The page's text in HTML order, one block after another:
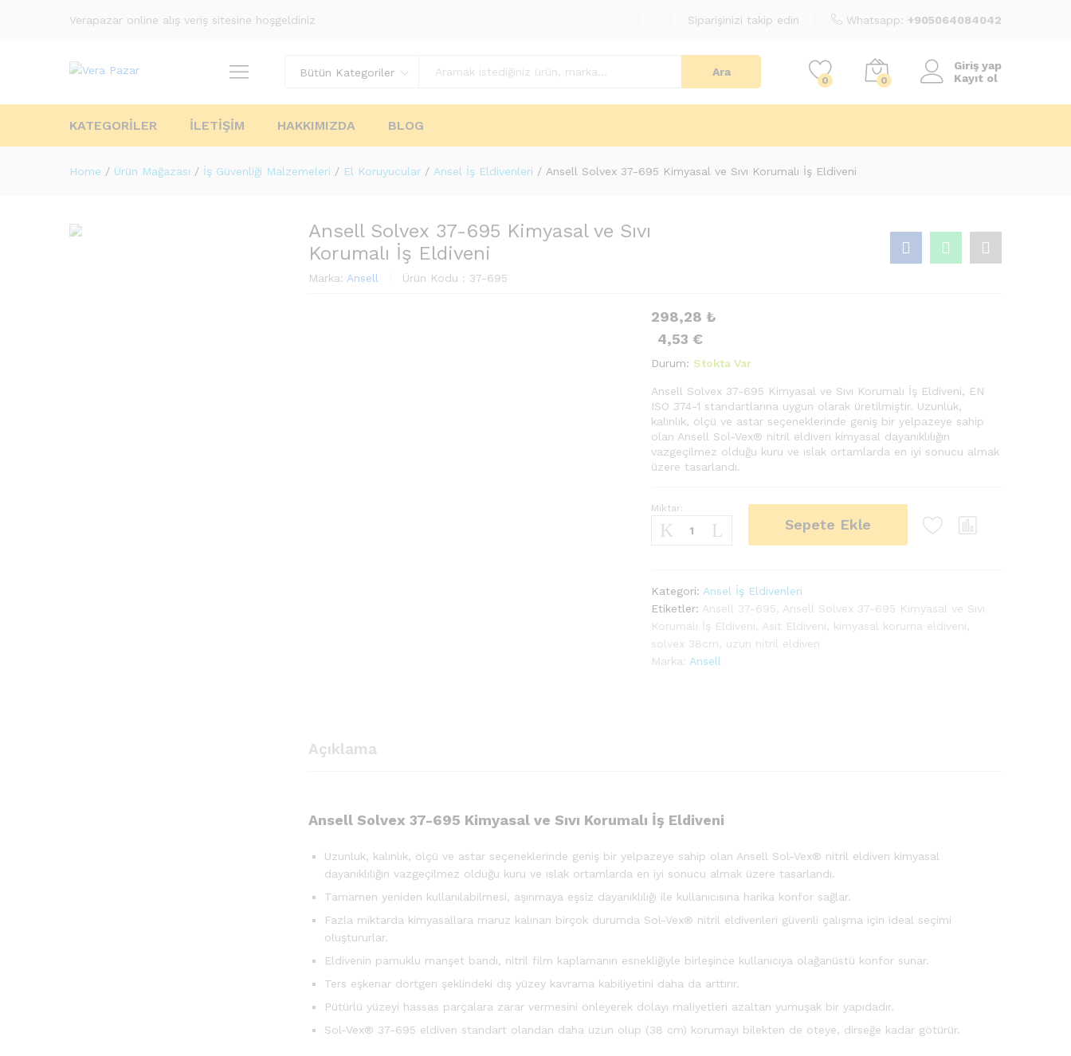
Verapazar online alış veriş sitesine hoşgeldiniz Siparişinizi takip edin Whatsapp: +905064084042
Bütün Kategoriler Ara
0 0
Giriş yap
Kayıt ol
KATEGORILER İLETIŞIM HAKKIMIZDA BLOG
Home / Ürün Mağazası / İş Güvenliği Malzemeleri / El Koruyucular / Ansel İş Eldivenleri / Ansell Solvex 37-695 Kimyasal ve Sıvı Korumalı İş Eldiveni
Ansell Solvex 37-695 Kimyasal ve Sıvı
Korumalı İş Eldiveni
Marka: Ansell Ürün Kodu : 37-695
298,28 ₺
4,53€
Durum: Stokta Var
Ansell Solvex 37-695 Kimyasal ve Sıvı Korumalı İş Eldiveni, EN
ISO 374-1 standartlarına uygun olarak üretilmiştir. Uzunluk,
kalınlık, ölçü ve astar seçeneklerinde geniş bir yelpazeye sahip
olan Ansell Sol-Vex® nitril eldiven kimyasal dayanıklılığın
vazgeçilmez olduğu kuru ve ıslak ortamlarda en iyi sonucu almak
üzere tasarlandı.
Ansell
Solvex
ve
Sıvı
Korumalı
İş
Eldiveni
Miktar:
Sepete Ekle
Kategori: Ansel İş Eldivenleri
Etiketler: Ansell 37-695
Ansell Solvex 37-695 Kimyasal ve Sıvı
Korumalı İş Eldiveni
Asit Eldiveni kimyasal koruma eldiveni
solvex 38cm
uzun nitril eldiven
Marka: Ansell
Açıklama
Ansell Solvex 37-695 Kimyasal ve Sıvı Korumalı İş Eldiveni
Uzunluk, kalınlık, ölçü ve astar seçeneklerinde geniş bir yelpazeye sahip olan Ansell Sol-Vex® nitril eldiven kimyasal
dayanıklılığın vazgeçilmez olduğu kuru ve ıslak ortamlarda en iyi sonucu almak üzere tasarlandı.
Tamamen yeniden kullanılabilmesi, aşınmaya eşsiz dayanıklılığı ile kullanıcısına harika konfor sağlar.
Fazla miktarda kimyasallara maruz kalınan birçok durumda Sol-Vex® nitril eldivenleri güvenli çalışma için ideal seçimi
oluştururlar.
Eldivenin pamuklu manşet bandı, nitril film kaplamanın esnekliğiyle birleşince kullanıcıya olağanüstü konfor sunar.
Ters eşkenar dörtgen şeklindeki dış yüzey kavrama kabiliyetini daha da arttırır.
Pütürlü yüzeyi hassas parçalara zarar vermesini önleyerek dolayı maliyetleri azaltan yumuşak bir yapıdadır.
Sol-Vex® 37-695 eldiven standart olandan daha uzun olup (38 cm) korumayı bilekten de öteye, dirseğe kadar götürür.